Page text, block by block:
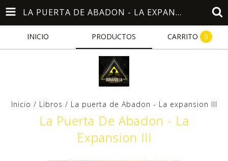
LA PUERTA DE ABADON - LA EXPANSION III
INICIO PRODUCTOS CARRITO 0
Inicio / Libros / La puerta de Abadon - La expansion III
La Puerta De Abadon - La
Expansion III